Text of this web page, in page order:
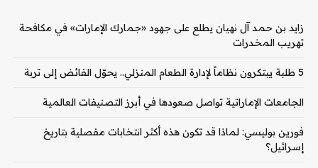
زايد بن حمد آل نهيان يطلع على جهود «جمارك الإمارات» في مكافحة
تهريب المخدرات
5 طلبة يبتكرون نظاماً لإدارة الطعام المنزلي.. يحوّل الفائض إلى تربة
الجامعات الإماراتية تواصل صعودها في أبرز التصنيفات العالمية
فورين بوليسي: لماذا قد تكون هذه أكثر انتخابات مفصلية بتاريخ
إسرائيل؟